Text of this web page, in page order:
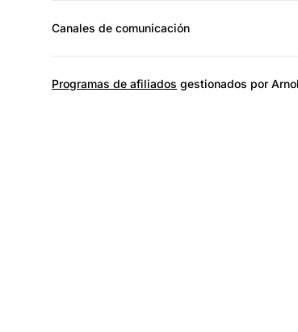
Canales de comunicación
Programas de afiliados gestionados por